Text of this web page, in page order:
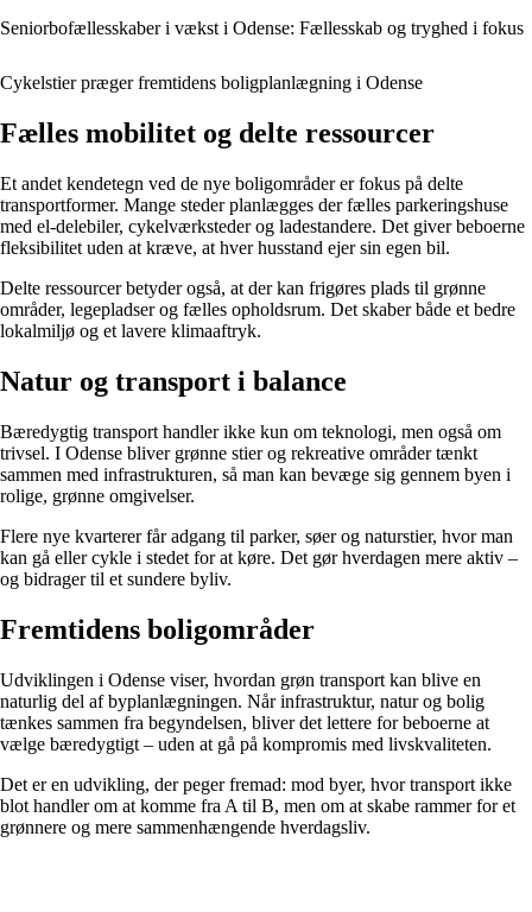
Seniorbofællesskaber i vækst i Odense: Fællesskab og tryghed i fokus
Cykelstier præger fremtidens boligplanlægning i Odense
Fælles mobilitet og delte ressourcer
Et andet kendetegn ved de nye boligområder er fokus på delte
transportformer. Mange steder planlægges der fælles parkeringshuse
med el-delebiler, cykelværksteder og ladestandere. Det giver beboerne
fleksibilitet uden at kræve, at hver husstand ejer sin egen bil.
Delte ressourcer betyder også, at der kan frigøres plads til grønne
områder, legepladser og fælles opholdsrum. Det skaber både et bedre
lokalmiljø og et lavere klimaaftryk.
Natur og transport i balance
Bæredygtig transport handler ikke kun om teknologi, men også om
trivsel. I Odense bliver grønne stier og rekreative områder tænkt
sammen med infrastrukturen, så man kan bevæge sig gennem byen i
rolige, grønne omgivelser.
Flere nye kvarterer får adgang til parker, søer og naturstier, hvor man
kan gå eller cykle i stedet for at køre. Det gør hverdagen mere aktiv –
og bidrager til et sundere byliv.
Fremtidens boligområder
Udviklingen i Odense viser, hvordan grøn transport kan blive en
naturlig del af byplanlægningen. Når infrastruktur, natur og bolig
tænkes sammen fra begyndelsen, bliver det lettere for beboerne at
vælge bæredygtigt – uden at gå på kompromis med livskvaliteten.
Det er en udvikling, der peger fremad: mod byer, hvor transport ikke
blot handler om at komme fra A til B, men om at skabe rammer for et
grønnere og mere sammenhængende hverdagsliv.